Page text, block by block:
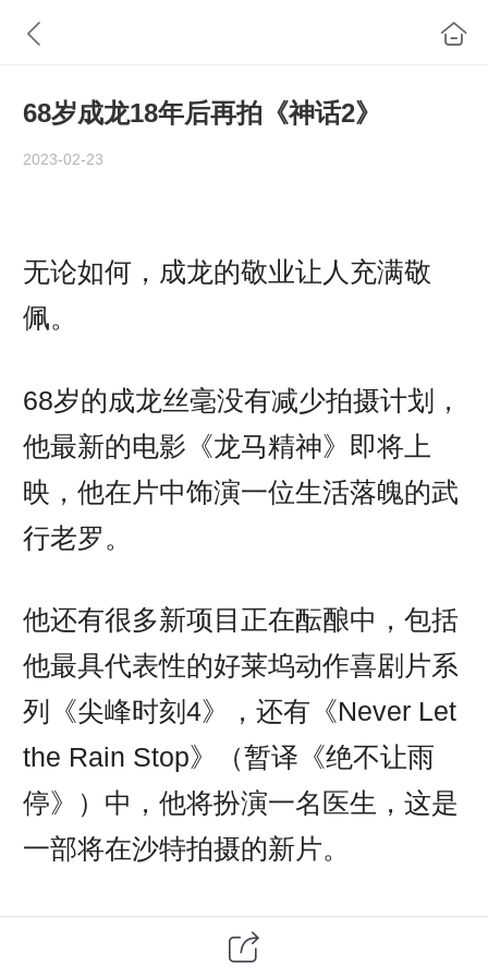
68岁成龙18年后再拍《神话2》
2023-02-23
无论如何，成龙的敬业让人充满敬
佩。
68岁的成龙丝毫没有减少拍摄计划，
他最新的电影《龙马精神》即将上
映，他在片中饰演一位生活落魄的武
行老罗。
他还有很多新项目正在酝酿中，包括
他最具代表性的好莱坞动作喜剧片系
列《尖峰时刻4》，还有《Never Let
the Rain Stop》（暂译《绝不让雨
停》）中，他将扮演一名医生，这是
一部将在沙特拍摄的新片。
此外，成龙还列出了一系列他想做的